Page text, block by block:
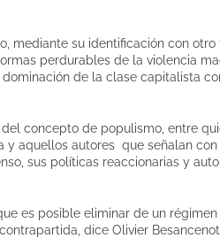
mediante su identificación con
perdurables de la violencia
de la clase capitalista
concepto de populismo, entre
y aquellos autores que señalan
sus políticas reaccionarias y
es posible eliminar de un
dice Olivier